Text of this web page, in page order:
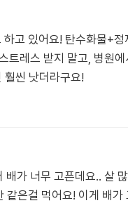
고 있어요! 탄수화물+
트레스 받지 말고, 병원
훨씬 낫더라구요!
가 너무 고픈데요.. 살
은걸 먹어요! 이게 배